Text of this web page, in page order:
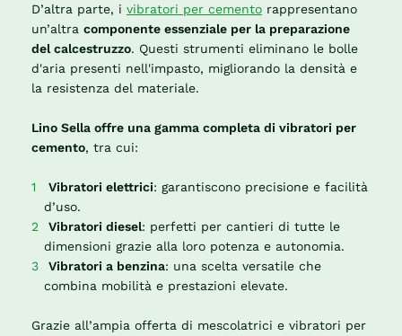
D’altra parte, i vibratori per cemento rappresentano
un’altra componente essenziale per la preparazione
del calcestruzzo. Questi strumenti eliminano le bolle
d'aria presenti nell'impasto, migliorando la densità e
la resistenza del materiale.
Lino Sella offre una gamma completa di vibratori per
cemento, tra cui:
Vibratori elettrici: garantiscono precisione e facilità
d’uso.
Vibratori diesel: perfetti per cantieri di tutte le
dimensioni grazie alla loro potenza e autonomia.
Vibratori a benzina: una scelta versatile che
combina mobilità e prestazioni elevate.
Grazie all’ampia offerta di mescolatrici e vibratori per